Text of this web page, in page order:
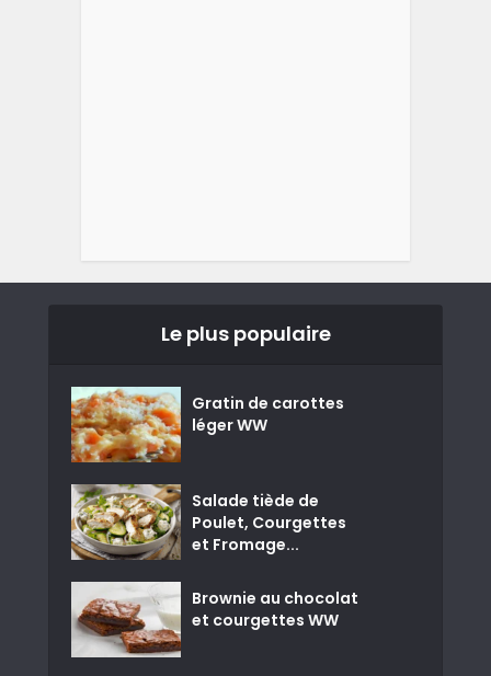
Le plus populaire
Gratin de carottes
léger WW
Salade tiède de
Poulet, Courgettes
et Fromage...
Brownie au chocolat
et courgettes WW